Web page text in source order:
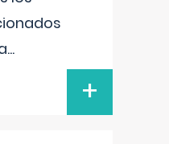
...
+